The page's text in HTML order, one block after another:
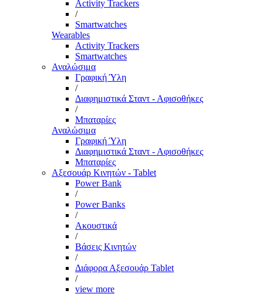
Activity Trackers
/
Smartwatches
Wearables
Activity Trackers
Smartwatches
Αναλώσιμα
Γραφική Ύλη
/
Διαφημιστικά Σταντ - Αφισοθήκες
/
Μπαταρίες
Αναλώσιμα
Γραφική Ύλη
Διαφημιστικά Σταντ - Αφισοθήκες
Μπαταρίες
Αξεσουάρ Κινητών - Tablet
Power Bank
/
Power Banks
/
Ακουστικά
/
Βάσεις Κινητών
/
Διάφορα Αξεσουάρ Tablet
/
view more